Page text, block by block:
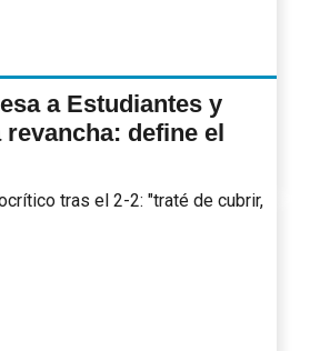
a Estudiantes y
define el